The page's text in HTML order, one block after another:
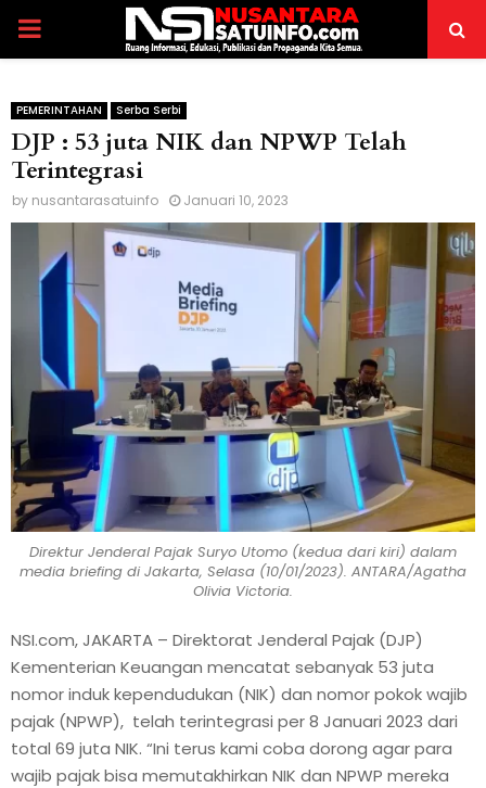
PRIMARY
PEMERINTAHAN Serba Serbi
DJP : 53 juta NIK dan NPWP Telah
Terintegrasi
by nusantarasatuinfo Januari 10, 2023
Direktur Jenderal Pajak Suryo Utomo (kedua dari kiri) dalam
media briefing di Jakarta, Selasa (10/01/2023). ANTARA/Agatha
Olivia Victoria.
NSI.com, JAKARTA – Direktorat Jenderal Pajak (DJP)
Kementerian Keuangan mencatat sebanyak 53 juta
nomor induk kependudukan (NIK) dan nomor pokok wajib
pajak (NPWP), telah terintegrasi per 8 Januari 2023 dari
total 69 juta NIK. “Ini terus kami coba dorong agar para
wajib pajak bisa memutakhirkan NIK dan NPWP mereka